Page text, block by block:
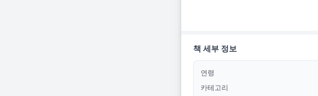
책 세부 정보
연령
카테고리